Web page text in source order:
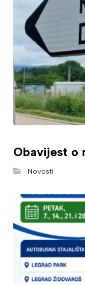
Obavijest o
Novosti